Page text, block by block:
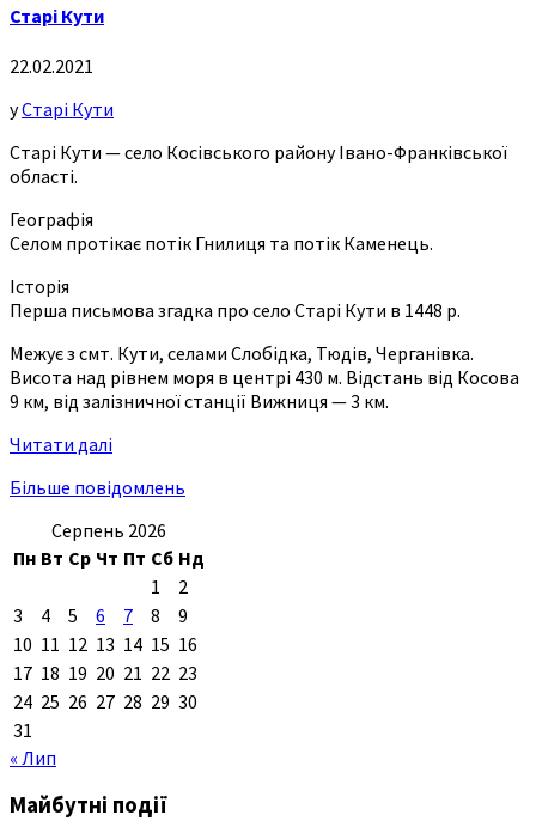
Старі Кути
22.02.2021
уСтарі Кути
Старі Кути — село Косівського району Івано-Франківської
області.
Географія
Селом протікає потік Гнилиця та потік Каменець.
Історія
Перша письмова згадка про село Старі Кути в 1448 р.
Межує з смт. Кути, селами Слобідка, Тюдів, Черганівка.
Висота над рівнем моря в центрі 430 м. Відстань від Косова
9 км, від залізничної станції Вижниця — 3 км.
Читати далі
Більше повідомлень
Серпень 2026
Пн Вт Ср Чт Пт Сб Нд
1
2
3
4 5 6 7 8
9
10 11 12 13 14 15 16
17 18 19 20 21 22 23
24 25 26 27 28 29 30
31
« Лип
Майбутні події